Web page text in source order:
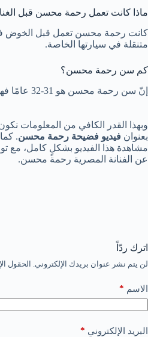
ماذا كانت تعمل رحمة محسن قبل
كانت رحمة محسن تعمل قبل الخوض في
متنقلة في سيارتها الخاصة.
كم سن رحمة محسن؟
إنّ سن رحمة محسن هو 31-32 عامًا فهي من مواليد عام 1993 م.
وبهذا القدر الكافي من المعلومات
بعنوان فيديو فضيحة رحمة محسن.
مشاهدة هذا الفيديو بشكلٍ كامل، مع
عن الفنانة المصرية رحمة محسن.
اترك ردّاً
لن يتم نشر عنوان بريدك الإلكتروني. الحقول
الاسم *
البريد الإلكتروني *